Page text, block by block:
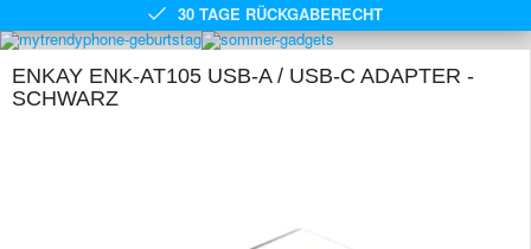
30 TAGE RÜCKGABERECHT
ENKAY ENK-AT105 USB-A / USB-C ADAPTER -
SCHWARZ